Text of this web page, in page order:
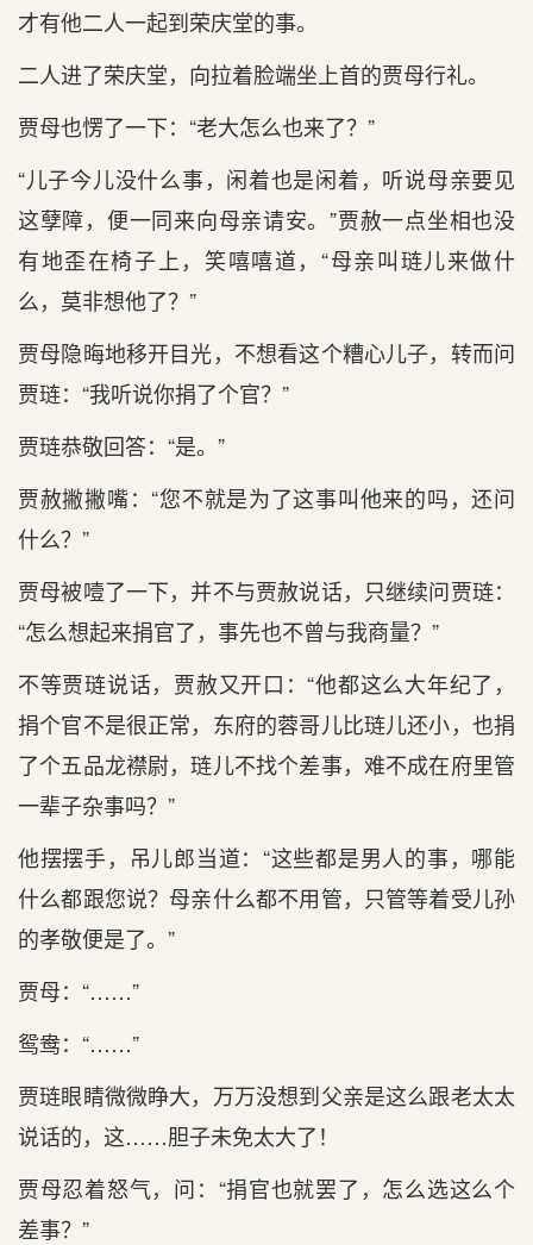
才有他二人一起到荣庆堂的事。
二人进了荣庆堂，向拉着脸端坐上首的贾母行礼。
贾母也愣了一下：“老大怎么也来了？”
“儿子今儿没什么事，闲着也是闲着，听说母亲要见
这孽障，便一同来向母亲请安。”贾赦一点坐相也没
有地歪在椅子上，笑嘻嘻道，“母亲叫琏儿来做什
么，莫非想他了？”
贾母隐晦地移开目光，不想看这个糟心儿子，转而问
贾琏：“我听说你捐了个官？”
贾琏恭敬回答：“是。”
贾赦撇撇嘴：“您不就是为了这事叫他来的吗，还问
什么？”
贾母被噎了一下，并不与贾赦说话，只继续问贾琏：
“怎么想起来捐官了，事先也不曾与我商量？”
不等贾琏说话，贾赦又开口：“他都这么大年纪了，
捐个官不是很正常，东府的蓉哥儿比琏儿还小，也捐
了个五品龙襟尉，琏儿不找个差事，难不成在府里管
一辈子杂事吗？”
他摆摆手，吊儿郎当道：“这些都是男人的事，哪能
什么都跟您说？母亲什么都不用管，只管等着受儿孙
的孝敬便是了。”
贾母：“……”
鸳鸯：“……”
贾琏眼睛微微睁大，万万没想到父亲是这么跟老太太
说话的，这……胆子未免太大了！
贾母忍着怒气，问：“捐官也就罢了，怎么选这么个
差事？”